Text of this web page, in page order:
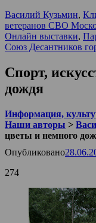
Василий Кузьмин,
ветеранов СВО
Онлайн выставки,
Союз Десантников
Спорт,
дождя
Информация,
Наши авторы >
цветы и немного
Опубликовано
274